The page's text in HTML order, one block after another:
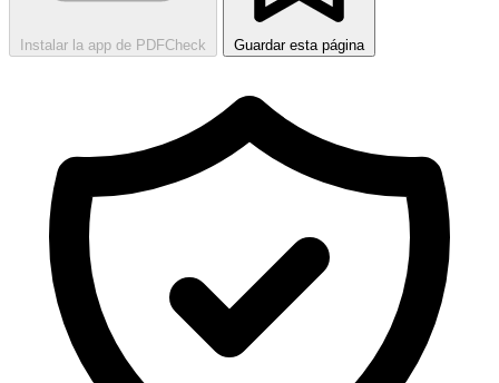
Instalar la app de PDFCheck Guardar esta página